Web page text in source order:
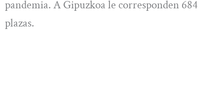
pandemia. A Gipuzkoa le corresponden 684
plazas.